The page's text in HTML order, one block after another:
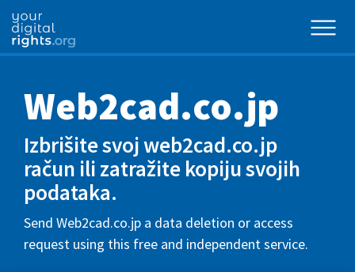
Web2cad.co.jp
Izbrišite svoj web2cad.co.jp
račun ili zatražite kopiju svojih
podataka.
Send Web2cad.co.jp a data deletion or access
request using this free and independent service.